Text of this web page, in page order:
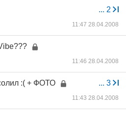
... 2
11:47 28.04.2008
11:46 28.04.2008
... 3
:( + ФОТО
11:43 28.04.2008